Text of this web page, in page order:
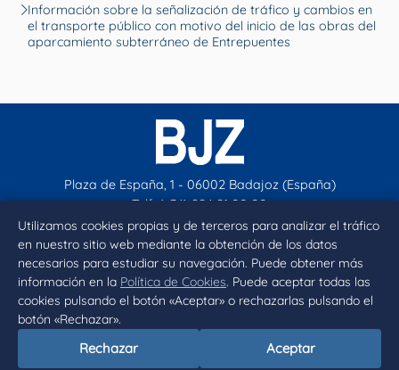
Utilizamos cookies propias y de terceros para analizar el tráfico
en nuestro sitio web mediante la obtención de los datos
necesarios para estudiar su navegación. Puede obtener más
información en la Política de Cookies. Puede aceptar todas las
cookies pulsando el botón «Aceptar» o rechazarlas pulsando el
botón «Rechazar».
Rechazar Aceptar
Información sobre la señalización de tráfico y cambios en
el transporte público con motivo del inicio de las obras del
aparcamiento subterráneo de Entrepuentes
Plaza de España, 1 - 06002 Badajoz (España)
Telf. (+34) 924 21 00 00
contacto@aytobadajoz.es
Facebook
X Instagram
YouTube
Inicio Aviso legal
Declaración de accesibilidad